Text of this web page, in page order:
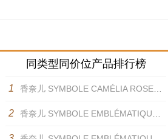
同类型同价位产品排行榜
1 香奈儿 SYMBOLE CAMÉLIA ROSE戒指 戒指
2 香奈儿 SYMBOLE EMBLÉMATIQUE蓝宝石戒指 戒指